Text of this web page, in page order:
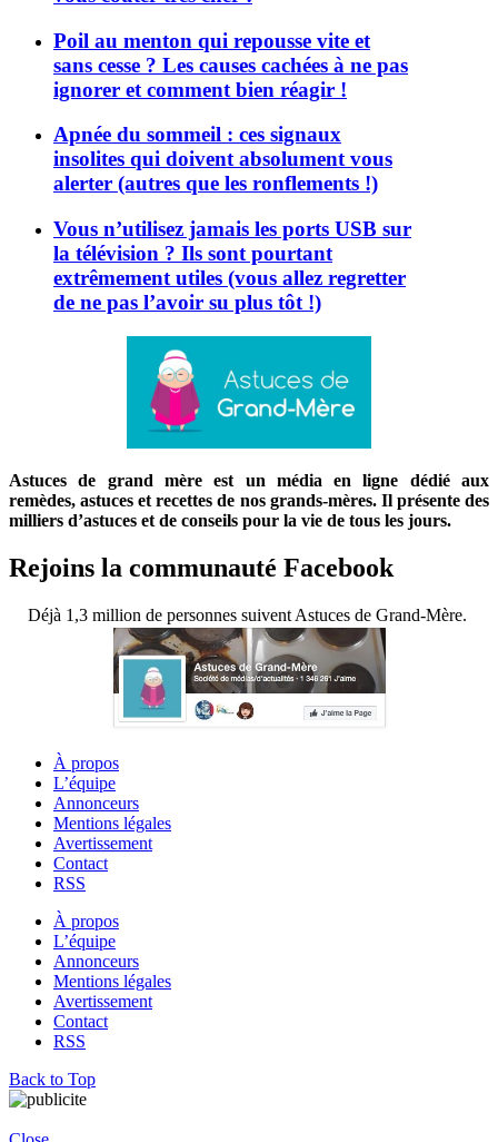
Poil au menton qui repousse vite et
sans cesse ? Les causes cachées à ne pas
ignorer et comment bien réagir !
Apnée du sommeil : ces signaux
insolites qui doivent absolument vous
alerter (autres que les ronflements !)
Vous n’utilisez jamais les ports USB sur
la télévision ? Ils sont pourtant
extrêmement utiles (vous allez regretter
de ne pas l’avoir su plus tôt !)
Astuces de grand mère est un média en ligne dédié aux
remèdes, astuces et recettes de nos grands-mères. Il présente des
milliers d’astuces et de conseils pour la vie de tous les jours.
Rejoins la communauté Facebook
Déjà 1,3 million de personnes suivent Astuces de Grand-Mère.
À propos
L’équipe
Annonceurs
Mentions légales
Avertissement
Contact
RSS
À propos
L’équipe
Annonceurs
Mentions légales
Avertissement
Contact
RSS
Back to Top